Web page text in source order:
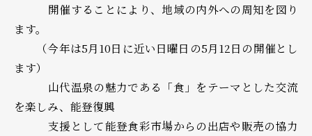
開催することにより、地域の内外への周知を図り
ます。
（今年は5月10日に近い日曜日の5月12日の開催とし
ます）
山代温泉の魅力である「食」をテーマとした交流
を楽しみ、能登復興
支援として能登食彩市場からの出店や販売の協力